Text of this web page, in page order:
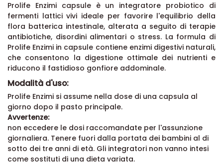
Prolife Enzimi capsule è un integratore probiotico di
fermenti lattici vivi ideale per favorire l'equilibrio della
flora batterica intestinale, alterata a seguito di terapie
antibiotiche, disordini alimentari o stress. La formula di
Prolife Enzimi in capsule contiene enzimi digestivi naturali,
che consentono la digestione ottimale dei nutrienti e
riducono il fastidioso gonfiore addominale.
Modalità d'uso:
Prolife Enzimi si assume nella dose di una capsula al
giorno dopo il pasto principale.
Avvertenze:
non eccedere le dosi raccomandate per l'assunzione
giornaliera. Tenere fuori dalla portata dei bambini al di
sotto dei tre anni di età. Gli integratori non vanno intesi
come sostituti di una dieta variata.